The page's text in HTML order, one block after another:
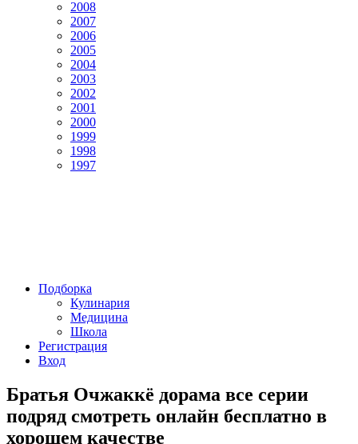
2008
2007
2006
2005
2004
2003
2002
2001
2000
1999
1998
1997
Подборка
Кулинария
Медицина
Школа
Регистрация
Вход
Братья Очжаккё дорама все серии
подряд смотреть онлайн бесплатно в
хорошем качестве